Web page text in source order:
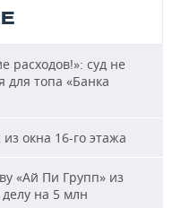
расходов!»: суд не
для топа «Банка
окна 16-го этажа
«Ай Пи Групп» из
на 5 млн